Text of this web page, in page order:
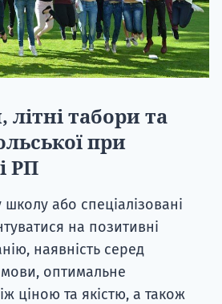
табори та
при
РП
або спеціалізовані
на позитивні
наявність серед
мови, оптимальне
ціною та якістю, а також